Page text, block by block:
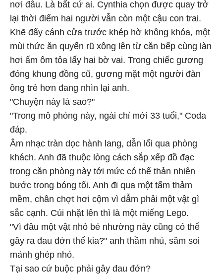
nơi đâu. Là bất cứ ai. Cynthia chọn được quay trở
lại thời điểm hai người vẫn còn một cậu con trai.
Khẽ đẩy cánh cửa trước khép hờ không khóa, một
mùi thức ăn quyến rũ xông lên từ căn bếp cùng làn
hơi ấm ôm tỏa lấy hai bờ vai. Trong chiếc gương
đóng khung đồng cũ, gương mặt một người đàn
ông trẻ hơn đang nhìn lại anh.
"Chuyện này là sao?"
"Trong mô phỏng này, ngài chỉ mới 33 tuổi," Coda
đáp.
Âm nhạc tràn dọc hành lang, dẫn lối qua phòng
khách. Anh đã thuộc lòng cách sắp xếp đồ đạc
trong căn phòng này tới mức có thể thản nhiên
bước trong bóng tối. Anh đi qua một tấm thảm
mềm, chân chợt hơi cộm vì dẫm phải một vật gì
sắc cạnh. Cúi nhặt lên thì là một miếng Lego.
"Vì đâu một vật nhỏ bé nhường này cũng có thể
gây ra đau đớn thế kia?" anh thầm nhủ, săm soi
mảnh ghép nhỏ.
Tại sao cứ buộc phải gây đau đớn?